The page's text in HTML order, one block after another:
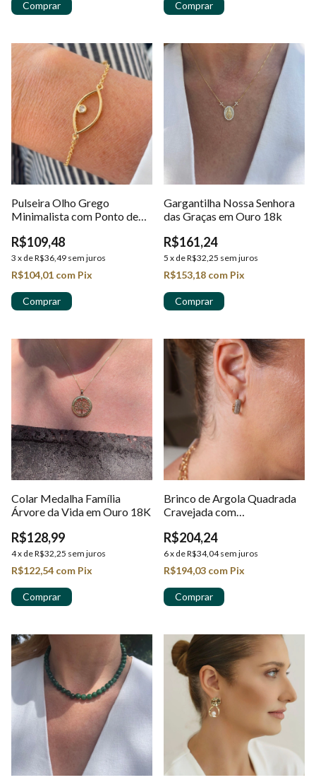
Pulseira Olho Grego
Minimalista com Ponto de
R$109,48
3 x deR$36,49 sem juros
R$104,01 com Pix
Gargantilha Nossa Senhora
das Graças em Ouro 18k
R$161,24
5 x deR$32,25 sem juros
R$153,18 com Pix
Colar Medalha Família
Árvore da Vida em Ouro 18K
R$128,99
4x deR$32,25 sem juros
R$122,54 com Pix
Brinco de Argola Quadrada
Cravejada com
Ouro 18K
R$204,24
6x deR$34,04 sem juros
R$194,03 com Pix